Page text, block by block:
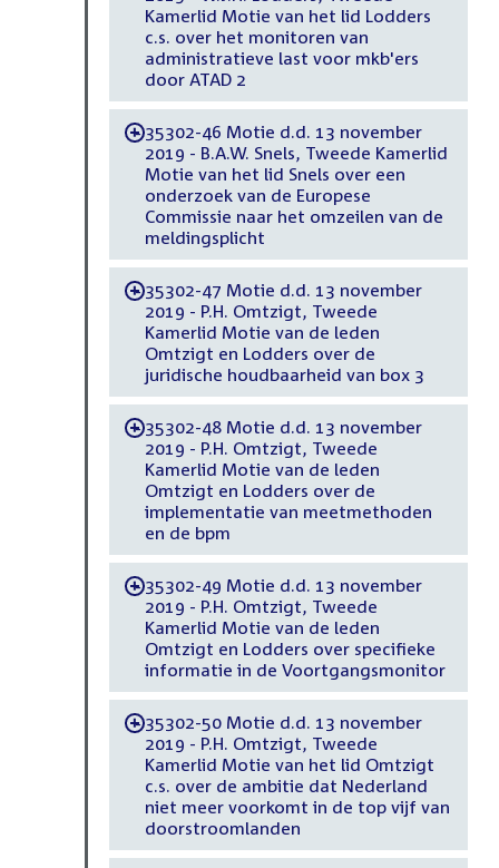
Kamerlid Motie van het lid Lodders
c.s. over het monitoren van
administratieve last voor mkb'ers
door ATAD 2
-35302-46 Motie d.d. 13 november
2019 - B.A.W. Snels, Tweede Kamerlid
Motie van het lid Snels over een
onderzoek van de Europese
Commissie naar het omzeilen van de
meldingsplicht
-35302-47 Motie d.d. 13 november
2019 - P.H. Omtzigt, Tweede
Kamerlid Motie van de leden
Omtzigt en Lodders over de
juridische houdbaarheid van box 3
-35302-48 Motie d.d. 13 november
2019 - P.H. Omtzigt, Tweede
Kamerlid Motie van de leden
Omtzigt en Lodders over de
implementatie van meetmethoden
en de bpm
-35302-49 Motie d.d. 13 november
2019 - P.H. Omtzigt, Tweede
Kamerlid Motie van de leden
Omtzigt en Lodders over specifieke
informatie in de Voortgangsmonitor
-35302-50 Motie d.d. 13 november
2019 - P.H. Omtzigt, Tweede
Kamerlid Motie van het lid Omtzigt
c.s. over de ambitie dat Nederland
niet meer voorkomt in de top vijf van
doorstroomlanden